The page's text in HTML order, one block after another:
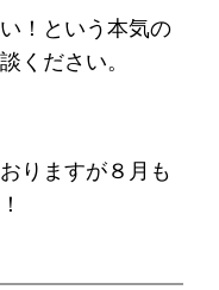
！という本気の
ください。
りますが８月も